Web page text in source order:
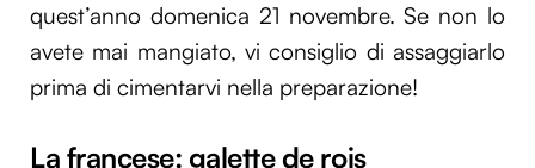
quest’anno domenica 21 novembre. Se non lo
avete mai mangiato, vi consiglio di assaggiarlo
prima di cimentarvi nella preparazione!
La francese: galette de rois